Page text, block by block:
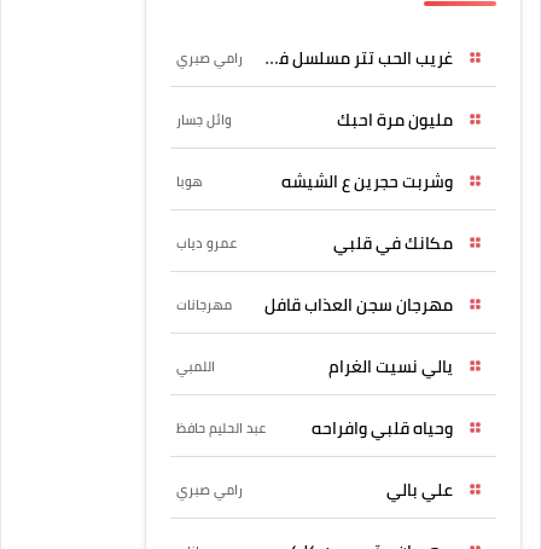
غريب الحب تتر مسلسل فرصة رامي صبري
مليون مرة احبك وائل جسار
وشربت حجرين ع الشيشه هوبا
مكانك في قلبي عمرو دياب
مهرجان سجن العذاب قافل مهرجانات
يالي نسيت الغرام اللمبي
وحياه قلبي وافراحه عبد الحليم حافظ
علي بالي رامي صبري